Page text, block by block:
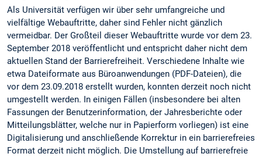
Als Universität verfügen wir über sehr umfangreiche und
vielfältige Webauftritte, daher sind Fehler nicht gänzlich
vermeidbar. Der Großteil dieser Webauftritte wurde vor dem 23.
September 2018 veröffentlicht und entspricht daher nicht dem
aktuellen Stand der Barrierefreiheit. Verschiedene Inhalte wie
etwa Dateiformate aus Büroanwendungen (PDF-Dateien), die
vor dem 23.09.2018 erstellt wurden, konnten derzeit noch nicht
umgestellt werden. In einigen Fällen (insbesondere bei alten
Fassungen der Benutzerinformation, der Jahresberichte oder
Mitteilungsblätter, welche nur in Papierform vorliegen) ist eine
Digitalisierung und anschließende Korrektur in ein barrierefreies
Format derzeit nicht möglich. Die Umstellung auf barrierefreie